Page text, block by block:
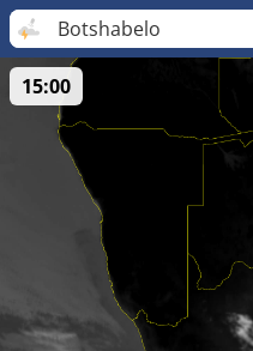
Botshabelo
15:00